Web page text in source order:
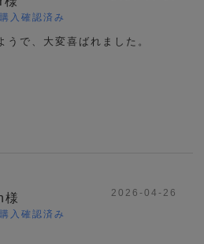
購入確認済み
うで、大変喜ばれました。
様
購入確認済み
2026-04-26